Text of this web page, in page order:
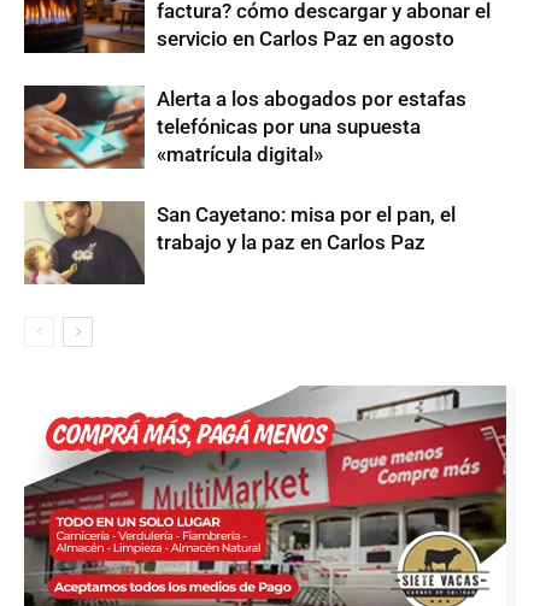
factura? cómo descargar y abonar el
servicio en Carlos Paz en agosto
Alerta a los abogados por estafas
telefónicas por una supuesta
«matrícula digital»
San Cayetano: misa por el pan, el
trabajo y la paz en Carlos Paz